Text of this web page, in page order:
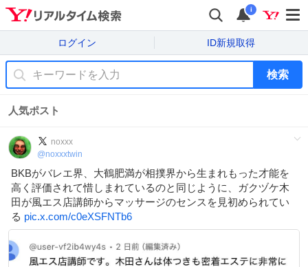
i
ログイン ID新規取得
検索
人気ポスト
noxxx
@noxxxtwin
BKBがバレエ界、大鶴肥満が相撲界から生まれもった才能を
高く評価されて惜しまれているのと同じように、ガクヅケ木
田が風エス店講師からマッサージのセンスを見初められてい
る pic.x.com/c0eXSFNTb6